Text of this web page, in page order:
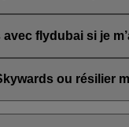
flydubai si je
pour que vous
ou résilier